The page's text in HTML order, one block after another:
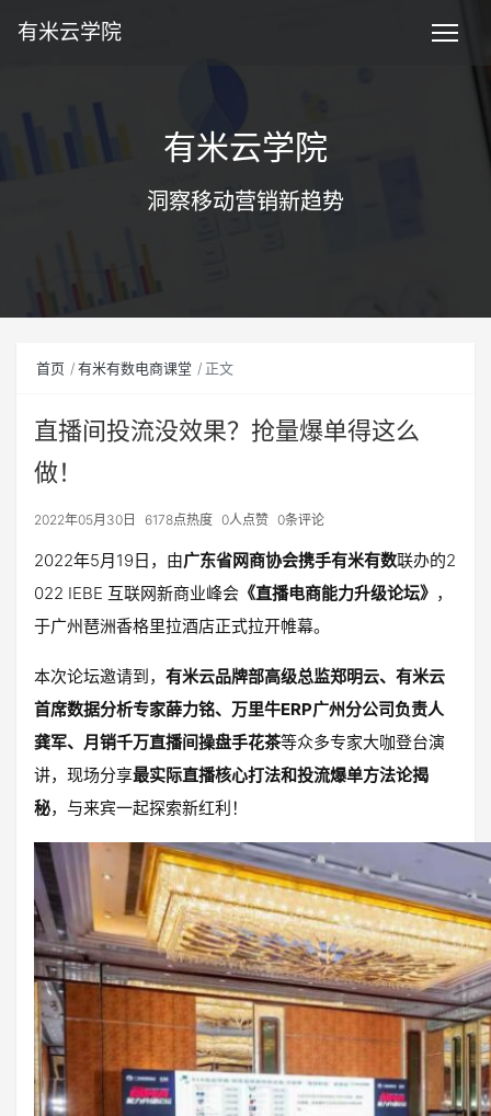
有米云学院
有米云学院
洞察移动营销新趋势
首页 有米有数电商课堂 正文
直播间投流没效果？抢量爆单得这么
做！
2022年05月30日 6178点热度 0人点赞 0条评论
2022年5月19日，由广东省网商协会携手有米有数联办的2
022 IEBE 互联网新商业峰会 《直播电商能力升级论坛》 ，
于广州琶洲香格里拉酒店正式拉开帷幕。
本次论坛邀请到， 有米云品牌部高级总监郑明云、有米云
首席数据分析专家薛力铭、万里牛ERP广州分公司负责人
龚军、月销千万直播间操盘手花茶等众多专家大咖登台演
讲，现场分享最实际直播核心打法和投流爆单方法论揭
秘，与来宾一起探索新红利！​